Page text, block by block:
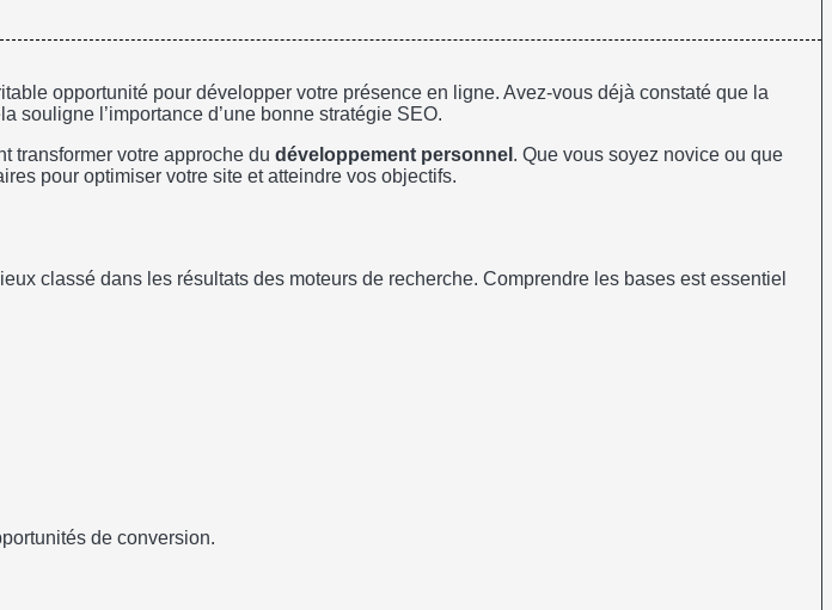
opportunité pour développer votre présence en ligne. Avez-vous déjà constaté que la
souligne l’importance d’une bonne stratégie SEO.
transformer votre approche du développement personnel . Que vous soyez novice ou que
pour optimiser votre site et atteindre vos objectifs.
classé dans les résultats des moteurs de recherche. Comprendre les bases est essentiel
de conversion.